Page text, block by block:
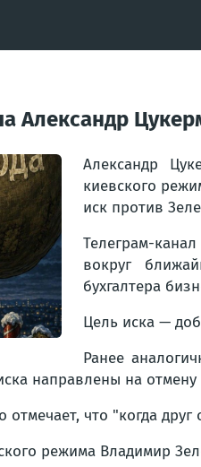
Александр
Александр
киевского
иск против
Телеграм-
вокруг
бухгалтера
Цель иска —
Ранее
направлены на
что "когда друг
режима Владимир